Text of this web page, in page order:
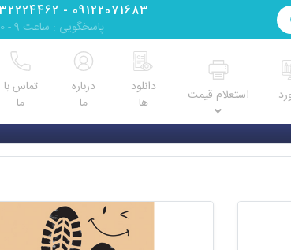
09122071683 - 02632224462
پاسخگویی : ساعت 9 - 17:30
استعلام قیمت
دانلود
ها
درباره
ما
تماس با
ما